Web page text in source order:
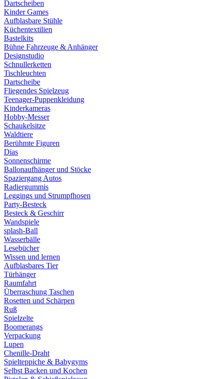
Dartscheiben
Kinder Games
Aufblasbare Stühle
Küchentextilien
Bastelkits
Bühne Fahrzeuge & Anhänger
Designstudio
Schnullerketten
Tischleuchten
Dartscheibe
Fliegendes Spielzeug
Teenager-Puppenkleidung
Kinderkameras
Hobby-Messer
Schaukelsitze
Waldtiere
Berühmte Figuren
Dias
Sonnenschirme
Ballonaufhänger und Stöcke
Spaziergang Autos
Radiergummis
Leggings und Strumpfhosen
Party-Besteck
Besteck & Geschirr
Wandspiele
splash-Ball
Wasserbälle
Lesebücher
Wissen und lernen
Aufblasbares Tier
Türhänger
Raumfahrt
Überraschung Taschen
Rosetten und Schärpen
Ruß
Spielzelte
Boomerangs
Verpackung
Lupen
Chenille-Draht
Spielteppiche & Babygyms
Selbst Backen und Kochen